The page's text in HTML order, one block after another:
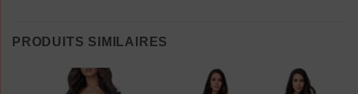
PRODUITS SIMILAIRES